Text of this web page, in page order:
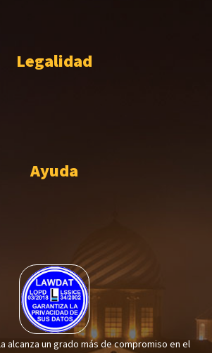
Legalidad
Ayuda
alcanza un grado más de compromiso en el